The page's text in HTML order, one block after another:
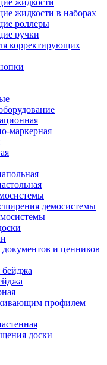
жидкости
жидкости в наборах
роллеры
ручки
корректирующих
маркерная
демосистемы
документов и ценников
бейджа
профилем
доски